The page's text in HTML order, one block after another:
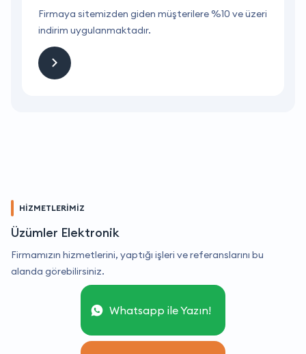
Firmaya sitemizden giden müşterilere %10 ve üzeri
indirim uygulanmaktadır.
HİZMETLERİMİZ
Üzümler Elektronik
Firmamızın hizmetlerini, yaptığı işleri ve referanslarını bu
alanda görebilirsiniz.
Whatsapp ile Yazın!